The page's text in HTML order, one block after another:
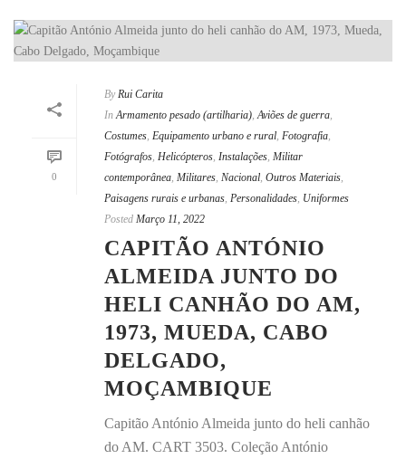
0
By Rui Carita
In Armamento pesado (artilharia),Aviões de guerra,
Costumes, Equipamento urbano e rural, Fotografia,
Fotógrafos, Helicópteros, Instalações, Militar
contemporânea, Militares, Nacional, Outros Materiais,
Paisagens rurais e urbanas, Personalidades, Uniformes
Posted Março 11, 2022
CAPITÃO ANTÓNIO
ALMEIDA JUNTO DO
HELI CANHÃO DO AM,
1973, MUEDA, CABO
DELGADO,
MOÇAMBIQUE
Capitão António Almeida junto do heli canhão
do AM. CART 3503. Coleção António